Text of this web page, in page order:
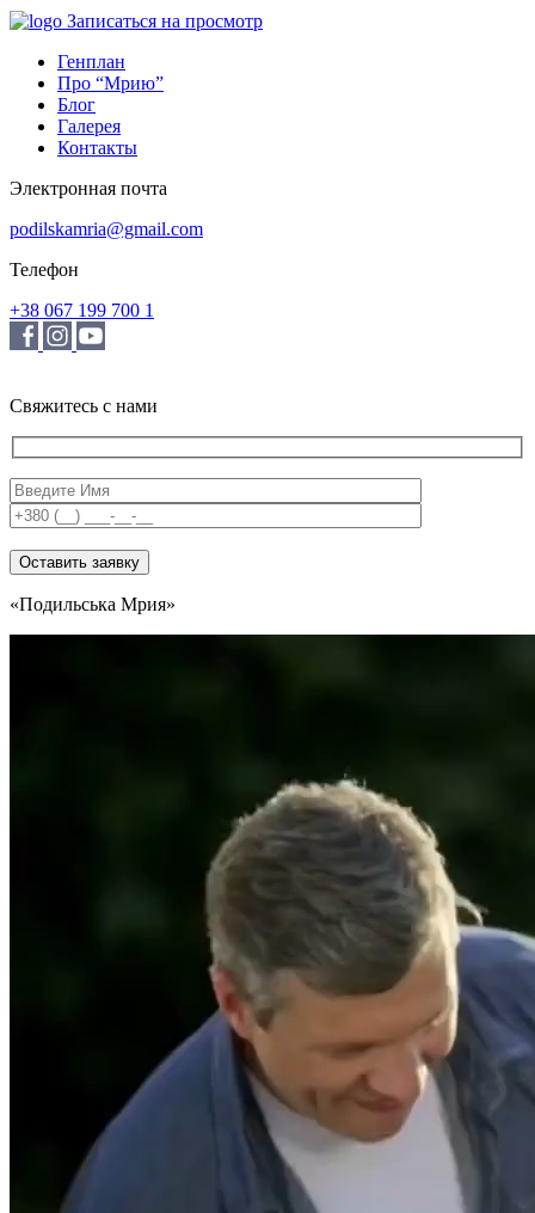
Записаться на просмотр
Генплан
Про “Мрию”
Блог
Галерея
Контакты
Электронная почта
podilskamria@gmail.com
Телефон
+38 067 199 700 1
Свяжитесь с нами
«Подильська Мрия»